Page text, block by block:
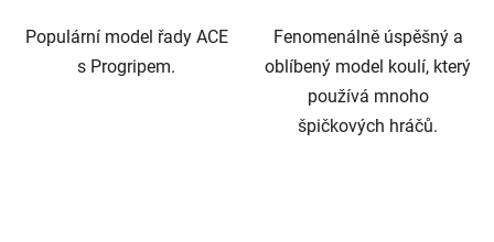
Populární model řady ACE
s Progripem.
Fenomenálně úspěšný a
oblíbený model koulí, který
používá mnoho
špičkových hráčů.